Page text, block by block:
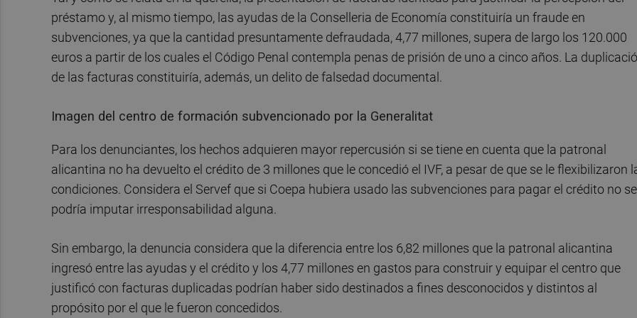
préstamo y, al mismo tiempo, las ayudas de la Conselleria de Economía constituiría un fraude en
subvenciones, ya que la cantidad presuntamente defraudada, 4,77 millones, supera de largo los 120.000
euros a partir de los cuales el Código Penal contempla penas de prisión de uno a cinco años. La
de las facturas constituiría, además, un delito de falsedad documental.
Imagen del centro de formación subvencionado por la Generalitat
Para los denunciantes, los hechos adquieren mayor repercusión si se tiene en cuenta que la patronal
alicantina no ha devuelto el crédito de 3 millones que le concedió el IVF, a pesar de que se le flexibilizaron
condiciones. Considera el Servef que si Coepa hubiera usado las subvenciones para pagar el crédito no
podría imputar irresponsabilidad alguna.
Sin embargo, la denuncia considera que la diferencia entre los 6,82 millones que la patronal alicantina
ingresó entre las ayudas y el crédito y los 4,77 millones en gastos para construir y equipar el centro que
justificó con facturas duplicadas podrían haber sido destinados a fines desconocidos y distintos al
propósito por el que le fueron concedidos.